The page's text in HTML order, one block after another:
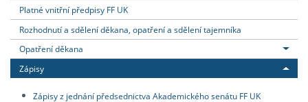
Platné vnitřní předpisy FF UK
Rozhodnutí a sdělení děkana, opatření a sdělení tajemníka
Opatření děkana
Zápisy
Zápisy z jednání předsednictva Akademického senátu FF UK